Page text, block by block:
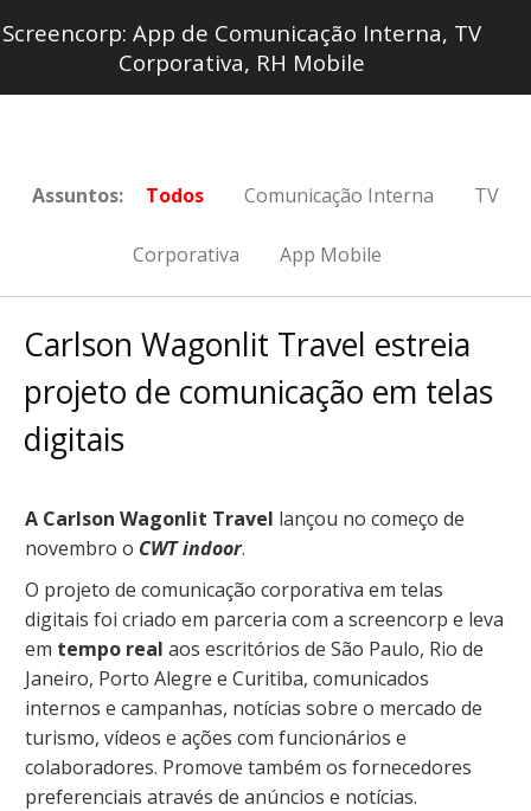
Screencorp: App de Comunicação Interna, TV
Corporativa, RH Mobile
Assuntos: Todos Comunicação Interna TV
Corporativa App Mobile
Carlson Wagonlit Travel estreia
projeto de comunicação em telas
digitais
A Carlson Wagonlit Travel lançou no começo de
novembro o CWT indoor.
O projeto de comunicação corporativa em telas
digitais foi criado em parceria com a screencorp e leva
em tempo real aos escritórios de São Paulo, Rio de
Janeiro, Porto Alegre e Curitiba, comunicados
internos e campanhas, notícias sobre o mercado de
turismo, vídeos e ações com funcionários e
colaboradores. Promove também os fornecedores
preferenciais através de anúncios e notícias.